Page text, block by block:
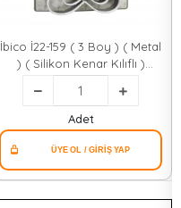
İbico İ22-159 ( 3 Boy ) ( Metal
) ( Silikon Kenar Kılıflı )
Kurabiye Kalıp Seti ( 8 X
5.5cm & 9.5 X 8cm & 13.5 X
11cm )*144
Adet